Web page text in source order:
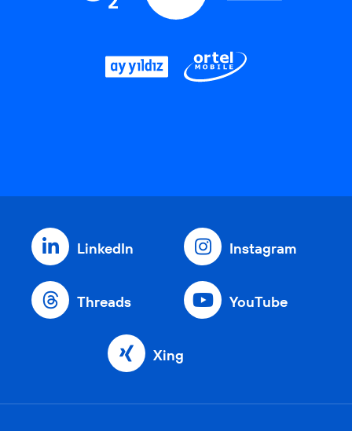
LinkedIn Instagram
Threads YouTube
Xing